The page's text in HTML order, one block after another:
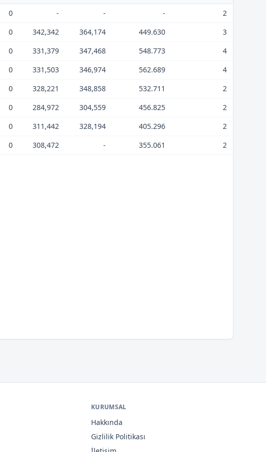
0 - - -
2
0 342,342 364,174 449.630
3
0 331,379 347,468 548.773
4
0 331,503 346,974 562.689
4
0 328,221 348,858 532.711
2
0 284,972 304,559 456.825
2
0 311,442 328,194 405.296
2
0 308,472 - 355.061 2
KURUMSAL
Hakkında
Gizlilik Politikası